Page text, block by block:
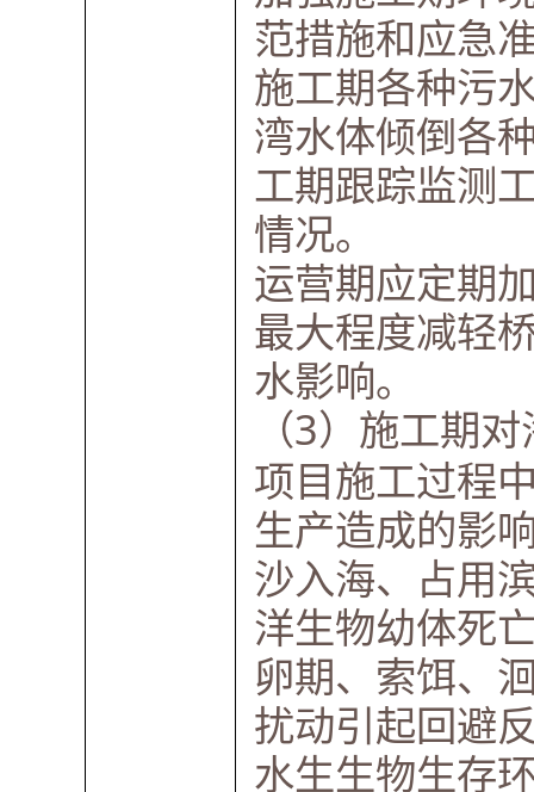
范措施和应急
施工期各种污
湾水体倾倒各
工期跟踪监测
情况。
运营期应定期
最大程度减轻
水影响。
（3）施工期
项目施工过程
生产造成的影
沙入海、占用
洋生物幼体死
卵期、索饵、
扰动引起回避
水生生物生存